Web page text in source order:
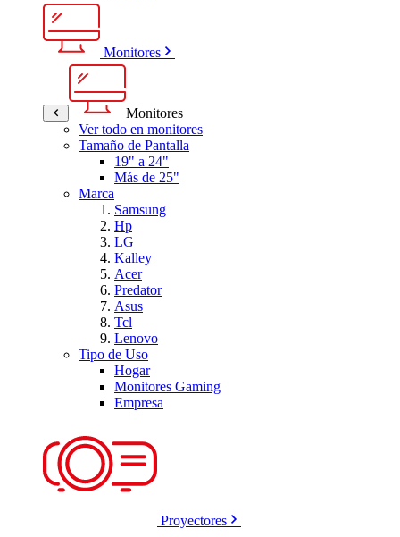
Monitores
Monitores
Ver todo en monitores
Tamaño de Pantalla
19" a 24"
Más de 25"
Marca
Samsung
Hp
LG
Kalley
Acer
Predator
Asus
Tcl
Lenovo
Tipo de Uso
Hogar
Monitores Gaming
Empresa
Proyectores